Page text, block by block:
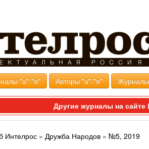
"а"-"я" Авторы "а"-"я"
Другие журналы на
Интелрос » Дружба Народов » №5, 2019